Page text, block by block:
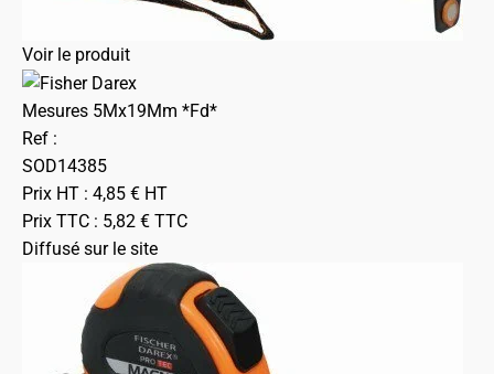
Voir le produit
Mesures 5Mx19Mm *Fd*
Ref :
SOD14385
Prix HT : 4,85 € HT
Prix TTC : 5,82 € TTC
Diffusé sur le site